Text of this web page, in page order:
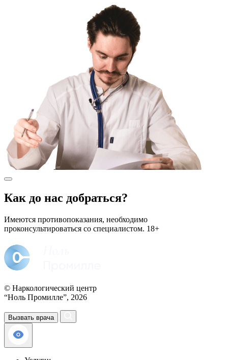
Как до нас добраться?
Имеются противопоказания, необходимо
проконсультироваться со специалистом. 18+
© Наркологический центр
“Ноль Промилле”, 2026
Вызвать врача